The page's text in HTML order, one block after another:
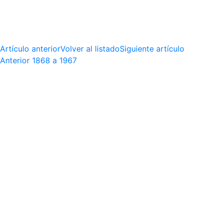
Artículo anteriorVolver al listadoSiguiente artículo
Anterior 1868 a 1967